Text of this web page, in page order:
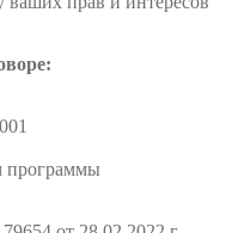
программы